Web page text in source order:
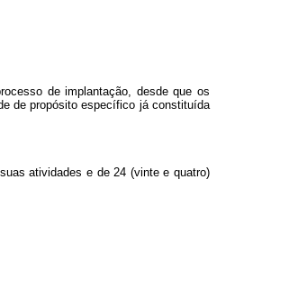
de implantação, desde que os
de propósito específico já constituída
atividades e de 24 (vinte e quatro)